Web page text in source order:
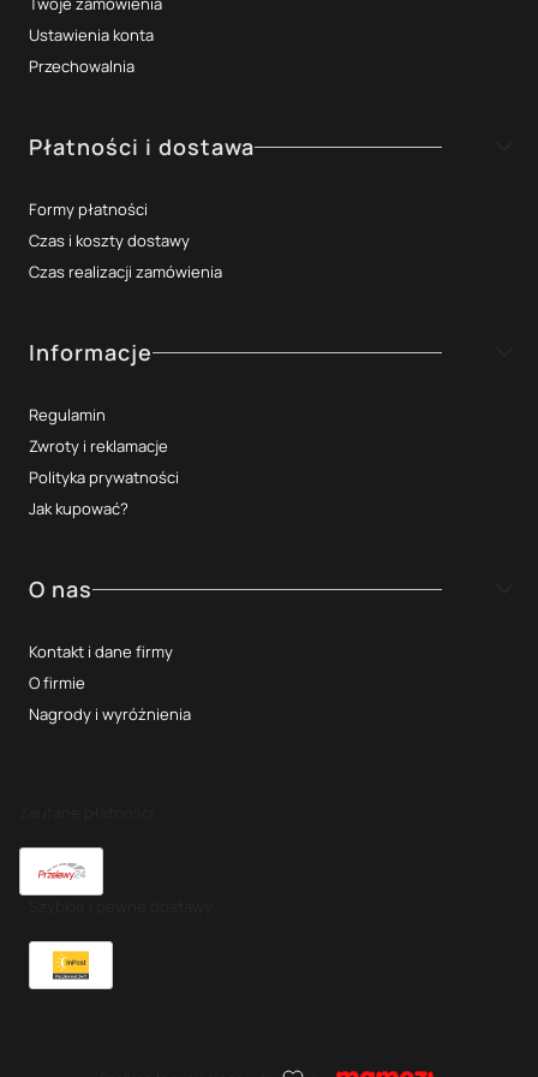
Ustawienia konta
Przechowalnia
Płatności i dostawa
Formy płatności
Czas i koszty dostawy
Czas realizacji zamówienia
Informacje
Regulamin
Zwroty i reklamacje
Polityka prywatności
Jak kupować?
O nas
Kontakt i dane firmy
O firmie
Nagrody i wyróżnienia